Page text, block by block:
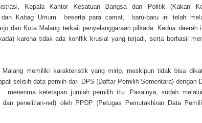
Kepala Kantor Kesatuan Bangsa dan Politik (Kakan
dan Kabag Umum beserta para camat, baru-baru ini telah
dan Kota Malang terkait penyelanggaraan pilkada. Kedua daerah
karena tidak ada konflik krusial yang terjadi, serta berhasil
Malang memiliki karakteristik yang mirip, meskipun tidak bisa
selisih data pemiih dari DPS (Daftar Pemilih Sementara) dengan
menerima ketetapan jumlah pemilih itu. Pasalnya, sudah
penelitian-red) oleh PPDP (Petugas Pemutakhiran Data